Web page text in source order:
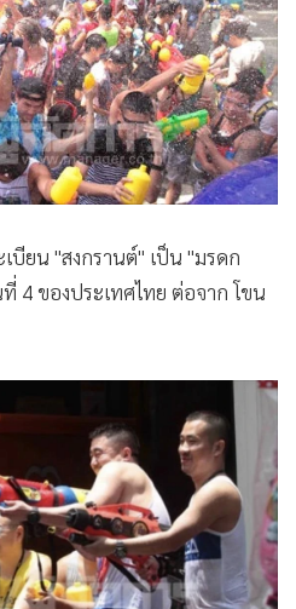
บียน "สงกรานต์" เป็น "มรดก
ของประเทศไทย ต่อจาก โขน